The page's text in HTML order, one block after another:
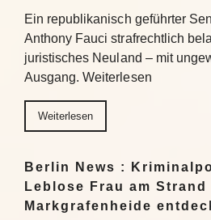
Ein republikanisch geführter
Anthony Fauci strafrechtlich
juristisches Neuland – mit
Ausgang. Weiterlesen
Weiterlesen
Berlin News :
Leblose Frau am Strand
Markgrafenheide